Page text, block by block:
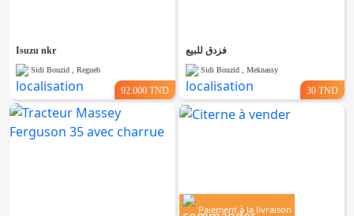
Isuzu nkr
Sidi Bouzid , Regueb
92.000 TND
فزدق للبيع
Sidi Bouzid , Meknassy
30 TND
Paiement à la livraison